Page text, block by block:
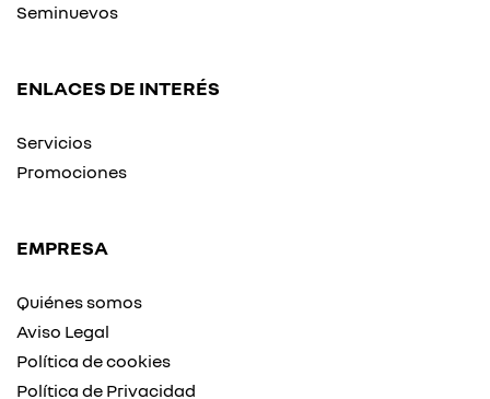
Seminuevos
ENLACES DE INTERÉS
Servicios
Promociones
EMPRESA
Quiénes somos
Aviso Legal
Política de cookies
Política de Privacidad